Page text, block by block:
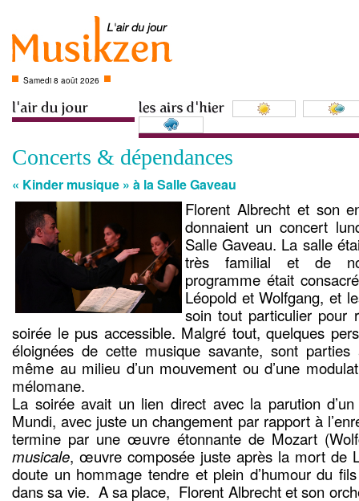
Samedi 8 août 2026
Concerts & dépendances
« Kinder musique » à la Salle Gaveau
Florent Albrecht et son
donnaient un concert
Salle Gaveau. La salle
très familial et de
programme était
Léopold et Wolfgang, et
soin tout particulier pour
soirée le pus accessible. Malgré tout, quelques
éloignées de cette musique savante, sont
même au milieu d’un mouvement ou d’une
mélomane.
La soirée avait un lien direct avec la parution
Mundi, avec juste un changement par rapport à
termine par une œuvre étonnante de Mozart
musicale, œuvre composée juste après la mort de
doute un hommage tendre et plein d’humour du
dans sa vie. A sa place, Florent Albrecht et son